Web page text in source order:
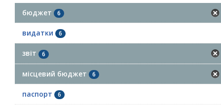
бюджет 6
видатки 6
звіт 6
місцевий бюджет 6
паспорт 6